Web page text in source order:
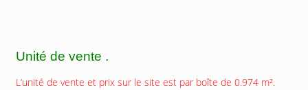
Unité de vente .
L’unité de vente et prix sur le site est par boîte de 0.974 m².